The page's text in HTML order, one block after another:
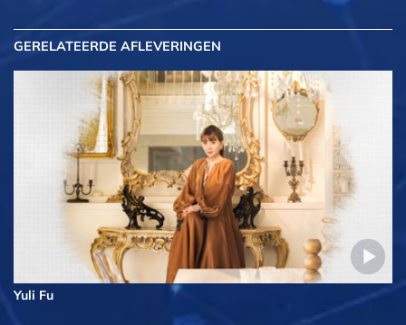
GERELATEERDE AFLEVERINGEN
Yuli Fu